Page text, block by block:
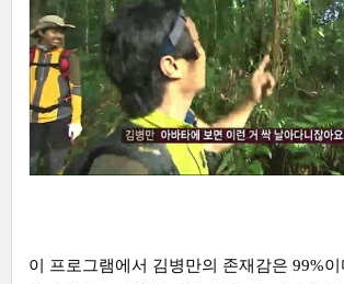
이 프로그램에서 김병만의 존재감은 99%